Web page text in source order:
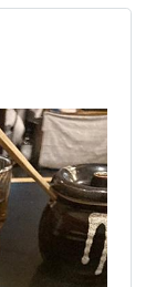
お味噌汁は糸